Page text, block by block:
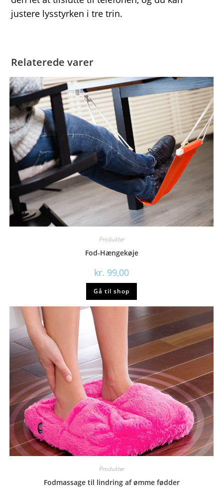
justere lysstyrken i tre trin.
Relaterede varer
Produkter
Fod-Hængekøje
kr. 99,00
Gå til shop
Produkter
Fodmassage til lindring af ømme fødder